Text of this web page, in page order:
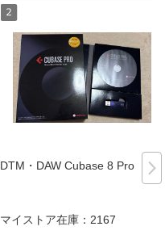
DTM・DAW Cubase 8 Pro
マイストア在庫： 2167